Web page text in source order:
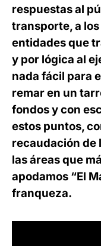
respuestas al
transporte, a
entidades que
y por lógica al
nada fácil para
remar en un
fondos y con
estos puntos,
recaudación de
las áreas que
apodamos “El
franqueza.